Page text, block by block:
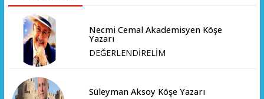
Necmi Cemal Akademisyen Köşe
Yazarı
DEĞERLENDİRELİM
Süleyman Aksoy Köşe Yazarı